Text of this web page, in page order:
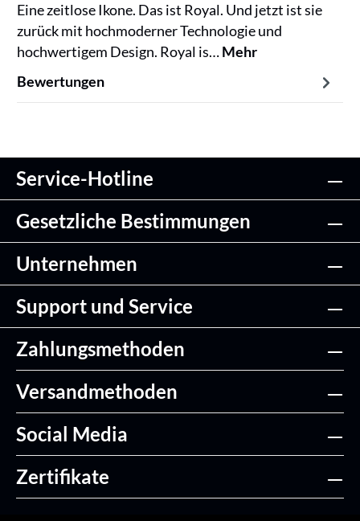
Eine zeitlose Ikone. Das ist Royal. Und jetzt ist sie
zurück mit hochmoderner Technologie und
hochwertigem Design. Royal is…Mehr
Bewertungen
Service-Hotline
Gesetzliche Bestimmungen
Unternehmen
Support und Service
Zahlungsmethoden
Versandmethoden
Social Media
Zertifikate